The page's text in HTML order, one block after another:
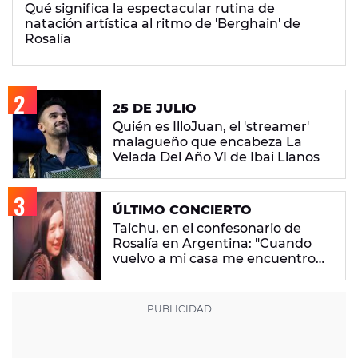
Qué significa la espectacular rutina de
natación artística al ritmo de 'Berghain' de
Rosalía
25 DE JULIO
Quién es IlloJuan, el 'streamer'
malagueño que encabeza La
Velada Del Año VI de Ibai Llanos
ÚLTIMO CONCIERTO
Taichu, en el confesonario de
Rosalía en Argentina: "Cuando
vuelvo a mi casa me encuentro